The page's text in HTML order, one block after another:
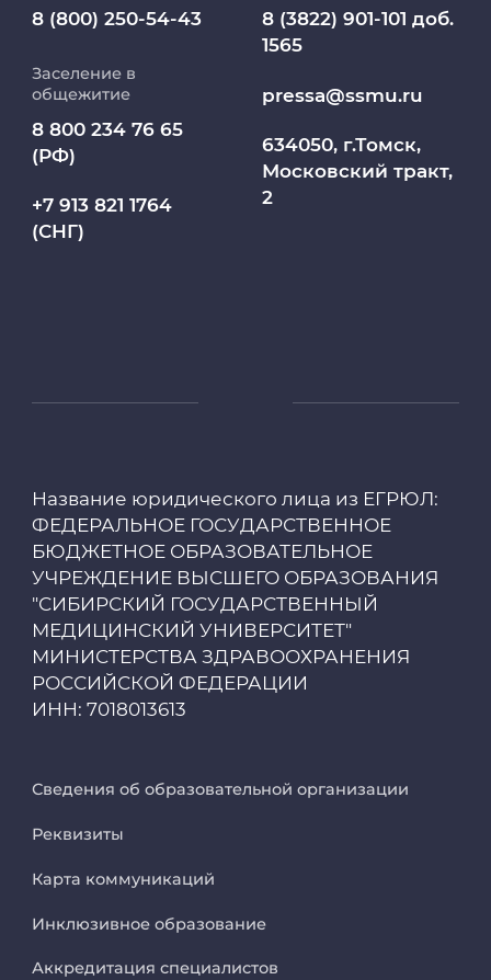
Медиапортал университета
Абитуриент
МедКласс
МАСЦ СибГМУ
Цифровые сервисы
Единая платежная система
Образовательный портал
Опросы СибГМУ
8 (800) 250-54-43
Заселение в
общежитие
8 800 234 76 65
(РФ)
+7 913 821 1764
(СНГ)
8 (3822) 901-101 доб.
1565
pressa@ssmu.ru
634050, г.Томск,
Московский тракт,
2
Название юридического лица из ЕГРЮЛ:
ФЕДЕРАЛЬНОЕ ГОСУДАРСТВЕННОЕ
БЮДЖЕТНОЕ ОБРАЗОВАТЕЛЬНОЕ
УЧРЕЖДЕНИЕ ВЫСШЕГО ОБРАЗОВАНИЯ
"СИБИРСКИЙ ГОСУДАРСТВЕННЫЙ
МЕДИЦИНСКИЙ УНИВЕРСИТЕТ"
МИНИСТЕРСТВА ЗДРАВООХРАНЕНИЯ
РОССИЙСКОЙ ФЕДЕРАЦИИ
ИНН: 7018013613
Сведения об образовательной организации
Реквизиты
Карта коммуникаций
Инклюзивное образование
Аккредитация специалистов